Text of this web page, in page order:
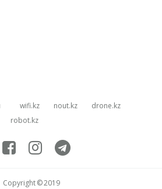
wifi.kz nout.kz
drone.kz
robot.kz
Copyright © 2019